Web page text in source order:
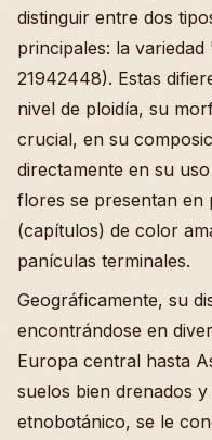
distinguir entre dos
principales: la
21942448). Estas
nivel de ploidía, su
crucial, en su
directamente en su
flores se presentan en
(capítulos) de color
panículas terminales.
Geográficamente, su
encontrándose en
Europa central hasta
suelos bien drenados
etnobotánico, se le